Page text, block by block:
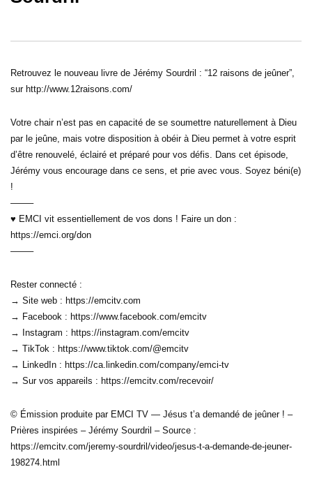
30:32
Retrouvez le nouveau livre de Jérémy Sourdril : “12 raisons de jeûner”,
sur http://www.12raisons.com/
Votre chair n’est pas en capacité de se soumettre naturellement à Dieu
par le jeûne, mais votre disposition à obéir à Dieu permet à votre esprit
d’être renouvelé, éclairé et préparé pour vos défis. Dans cet épisode,
Jérémy vous encourage dans ce sens, et prie avec vous. Soyez béni(e)
!
——–
♥ EMCI vit essentiellement de vos dons ! Faire un don :
https://emci.org/don
——–
Rester connecté :
→ Site web : https://emcitv.com
→ Facebook : https://www.facebook.com/emcitv
→ Instagram : https://instagram.com/emcitv
→ TikTok : https://www.tiktok.com/@emcitv
→ LinkedIn : https://ca.linkedin.com/company/emci-tv
→ Sur vos appareils : https://emcitv.com/recevoir/
© Émission produite par EMCI TV — Jésus t’a demandé de jeûner ! –
Prières inspirées – Jérémy Sourdril – Source :
https://emcitv.com/jeremy-sourdril/video/jesus-t-a-demande-de-jeuner-
198274.html